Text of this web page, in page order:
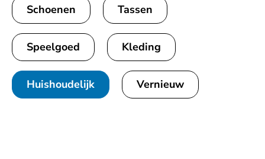
Schoenen Tassen
Speelgoed Kleding
Huishoudelijk Vernieuw